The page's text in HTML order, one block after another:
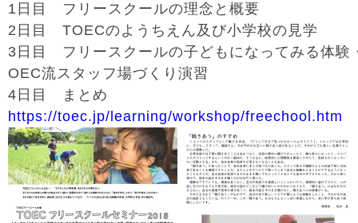
1日目 フリースクールの理念と概要
2日目 TOECのようちえん及び小学校の見学
3日目 フリースクールの子どもになってみる体験
OEC流スタッフ場づくり演習
4日目 まとめ
https://toec.jp/learning/workshop/freechool.htm